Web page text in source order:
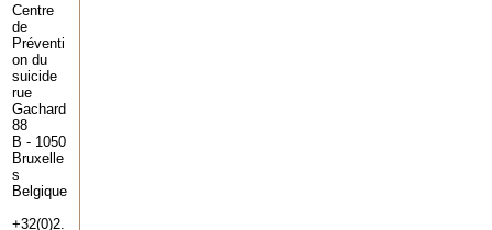
Centre
de
Préventi
on du
suicide
rue
Gachard
88
B - 1050
Bruxelle
s
Belgique
+32(0)2.